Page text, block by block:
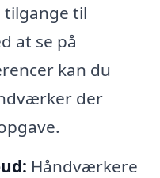
tilgange til
at se på
kan du
der
Håndværkere